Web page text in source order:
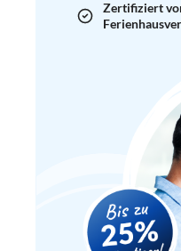
Zertifiziert